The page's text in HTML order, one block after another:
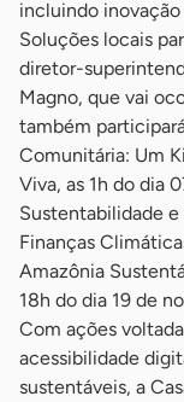
incluindo
Soluções locais
diretor-
Magno, que vai
também
Comunitária: Um
Viva, as 1h do dia
Sustentabilidade e
Finanças
Amazônia
18h do dia 19 de
Com ações
acessibilidade
sustentáveis, a